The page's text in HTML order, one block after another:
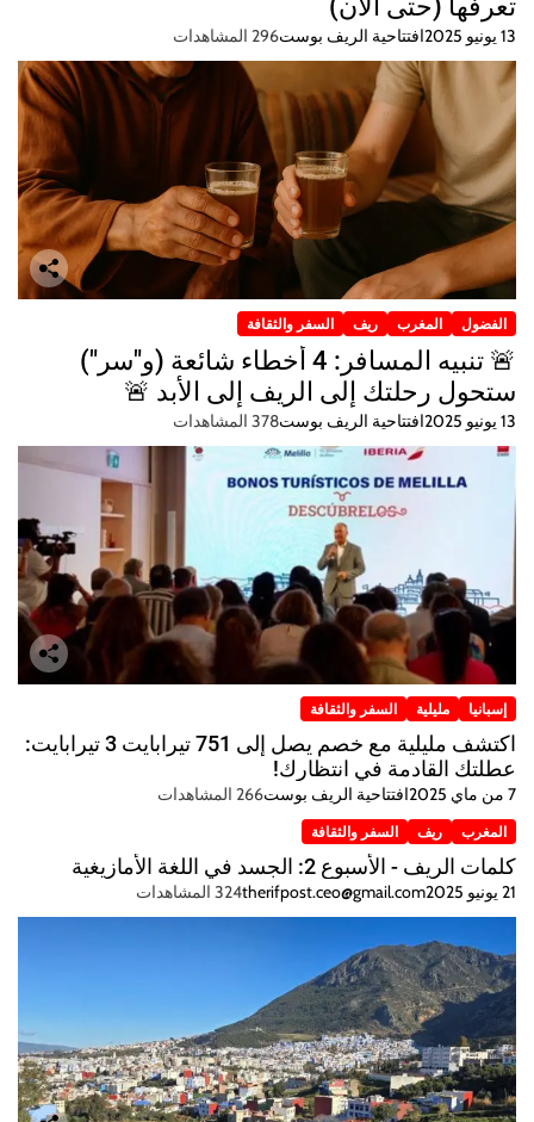
تعرفها (حتى الآن)
13 يونيو 2025 افتتاحية الريف بوست296 المشاهدات
الفضول المغرب ريف السفر والثقافة
🚨 تنبيه المسافر: 4 أخطاء شائعة (و"سر")
ستحول رحلتك إلى الريف إلى الأبد 🚨
13 يونيو 2025 افتتاحية الريف بوست378 المشاهدات
إسبانيا مليلية السفر والثقافة
اكتشف مليلية مع خصم يصل إلى 751 تيرابايت 3 تيرابايت:
عطلتك القادمة في انتظارك!
7 من ماي 2025 افتتاحية الريف بوست266 المشاهدات
المغرب ريف السفر والثقافة
كلمات الريف - الأسبوع 2: الجسد في اللغة الأمازيغية
21 يونيو 2025 therifpost.ceo@gmail.com324 المشاهدات